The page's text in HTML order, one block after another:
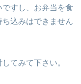
ですし、お弁当を食
込みはできません
てみて下さい。